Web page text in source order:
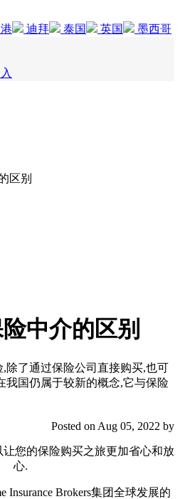
迪拜 泰国 英国 墨西哥
区别
中介的区别
除了通过保险公司直接购买,也可
我国仍属于较新的概念,它与保险
Posted on Aug 05, 2022 by
Insurance Brokers集团全球发展的